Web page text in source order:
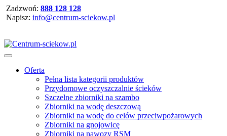
Zadzwoń: 888 128 128
Napisz: info@centrum-sciekow.pl
Oferta
Pełna lista kategorii produktów
Przydomowe oczyszczalnie ścieków
Szczelne zbiorniki na szambo
Zbiorniki na wodę deszczową
Zbiorniki na wodę do celów przeciwpożarowych
Zbiorniki na gnojowicę
Zbiorniki na nawozy RSM